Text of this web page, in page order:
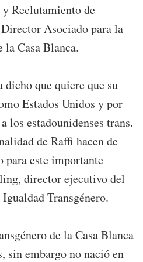
Reclutamiento de
Asociado para la
Casa Blanca.
dicho que quiere que su
Estados Unidos y por
los estadounidenses trans.
de Raffi hacen de
para este importante
director ejecutivo del
Transgénero.
de la Casa Blanca
sin embargo no nació en